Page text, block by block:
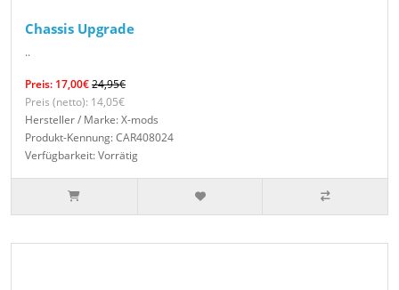
Chassis Upgrade
..
Preis: 17,00€24,95€
Preis (netto): 14,05€
Hersteller / Marke: X-mods
Produkt-Kennung: CAR408024
Verfügbarkeit: Vorrätig